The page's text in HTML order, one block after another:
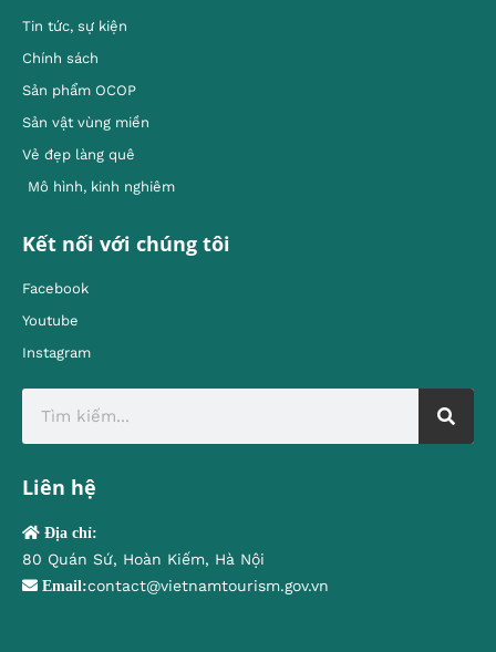
Tin tức, sự kiện
Chính sách
Sản phẩm OCOP
Sản vật vùng miền
Vẻ đẹp làng quê
Mô hình, kinh nghiêm
Kết nối với chúng tôi
Facebook
Youtube
Instagram
Liên hệ
Địa chỉ:
80 Quán Sứ, Hoàn Kiếm, Hà Nội
Email:contact@vietnamtourism.gov.vn